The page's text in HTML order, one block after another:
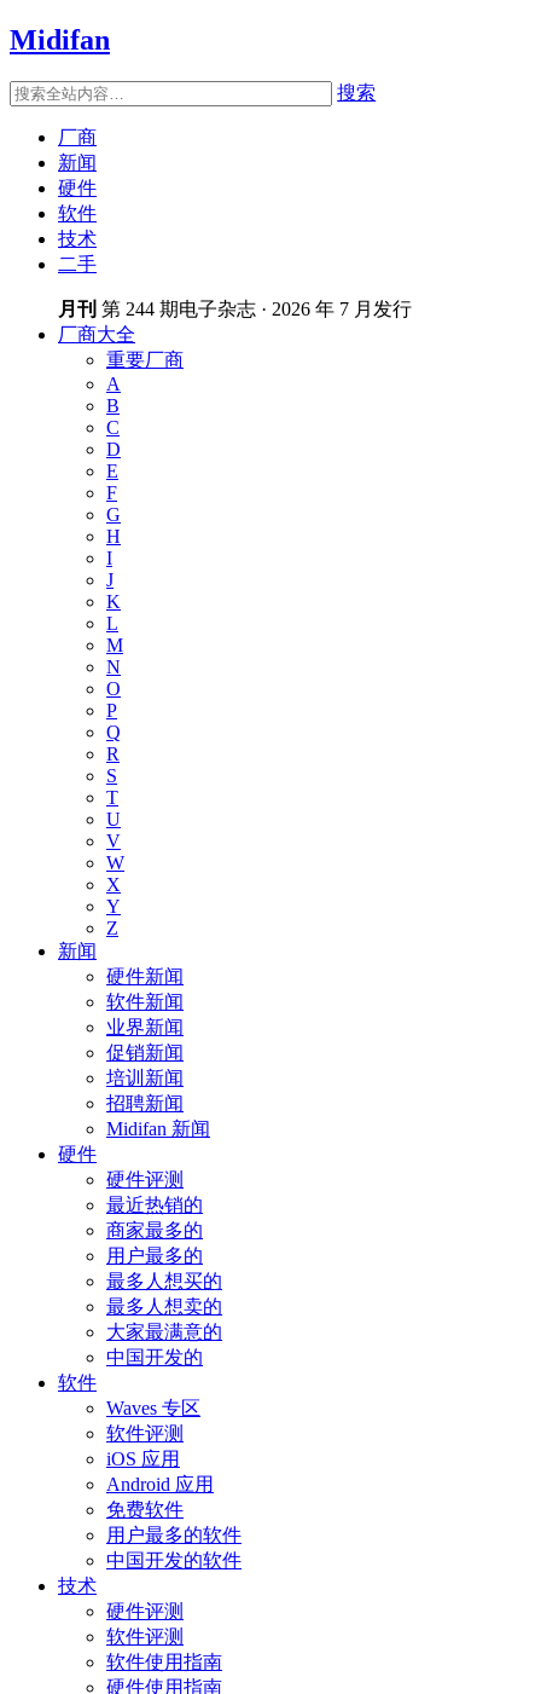
Midifan
搜索
厂商
新闻
硬件
软件
技术
二手
月刊 第 244 期电子杂志 · 2026 年 7 月发行
厂商大全
重要厂商
A
B
C
D
E
F
G
H
I
J
K
L
M
N
O
P
Q
R
S
T
U
V
W
X
Y
Z
新闻
硬件新闻
软件新闻
业界新闻
促销新闻
培训新闻
招聘新闻
Midifan 新闻
硬件
硬件评测
最近热销的
商家最多的
用户最多的
最多人想买的
最多人想卖的
大家最满意的
中国开发的
软件
Waves 专区
软件评测
iOS 应用
Android 应用
免费软件
用户最多的软件
中国开发的软件
技术
硬件评测
软件评测
软件使用指南
硬件使用指南